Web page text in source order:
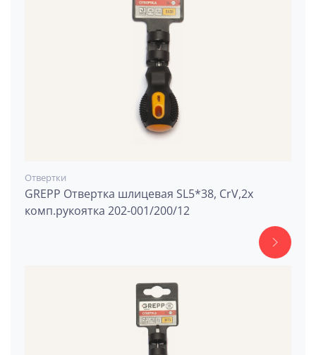
Отвертки
GREPP Отвертка шлицевая SL5*38, CrV,2х
комп.рукоятка 202-001/200/12